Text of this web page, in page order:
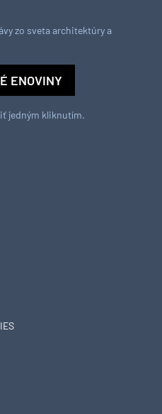
zo sveta architektúry a
ENOVINY
jedným kliknutím.